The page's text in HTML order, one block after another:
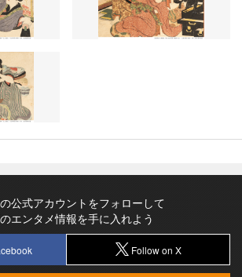
公式アカウントをフォローして
エンタメ情報を手に入れよう
Follow on X